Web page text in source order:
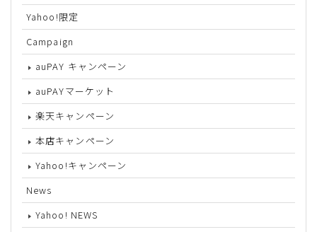
Yahoo!限定
Campaign
auPAY キャンペーン
auPAYマーケット
楽天キャンペーン
本店キャンペーン
Yahoo!キャンペーン
News
Yahoo! NEWS